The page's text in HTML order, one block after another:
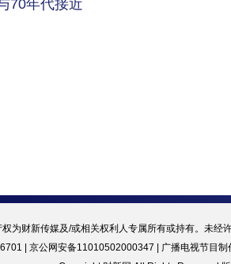
70年代接近
为财新传媒及/或相关权利人专属所有或持有。未经
| 京公网安备11010502000347 | 广播电视节目